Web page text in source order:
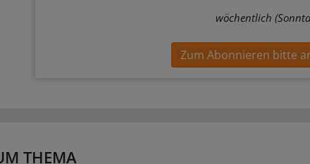
wöchentlich
Zum Abonnieren bitte
THEMA